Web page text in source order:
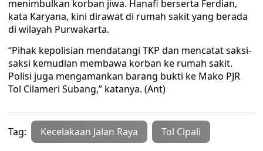
menimbulkan korban jiwa. Hanafi berserta Ferdian,
kata Karyana, kini dirawat di rumah sakit yang berada
di wilayah Purwakarta.
“Pihak kepolisian mendatangi TKP dan mencatat saksi-
saksi kemudian membawa korban ke rumah sakit.
Polisi juga mengamankan barang bukti ke Mako PJR
Tol Cilameri Subang,” katanya. (Ant)
Tag: Kecelakaan Jalan Raya Tol Cipali